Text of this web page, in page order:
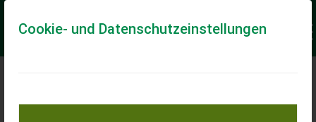
Cookie- und Datenschutzeinstellungen
Meine Transportkostenanfrage